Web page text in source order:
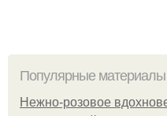
Популярные материалы
Нежно-розовое